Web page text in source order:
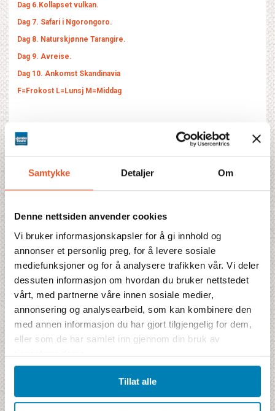
Samtykke Detaljer Om
Denne nettsiden anvender cookies
Vi bruker informasjonskapsler for å gi innhold og
annonser et personlig preg, for å levere sosiale
mediefunksjoner og for å analysere trafikken vår. Vi deler
dessuten informasjon om hvordan du bruker nettstedet
vårt, med partnerne våre innen sosiale medier,
annonsering og analysearbeid, som kan kombinere den
med annen informasjon du har gjort tilgjengelig for dem,
eller som de har samlet inn gjennom din bruk av
tjenestene deres.
Tillat alle
Dag 6.Kollapset vulkan.
Dag 7. Safari i Ngorongoro.
Dag 8. Naturskjønne Tarangire.
Dag 9. Avreise.
Dag 10. Ankomst Skandinavia
F=Frokost L=Lunsj M=Middag
Fullständigt program
Boende
Fakta
Kombinationer
Prisblad
Pristilbud
Denne reisen mangler pris akkurat nå. Fyll gjerne ut bestillingen
alikevel, så kommer vi tilbake til deg med et tilbud.
Prisen inkluderer
7 frokoster, 6 lunsjer, 7 middager
Fly fra Skandinavia i økonomiklasse